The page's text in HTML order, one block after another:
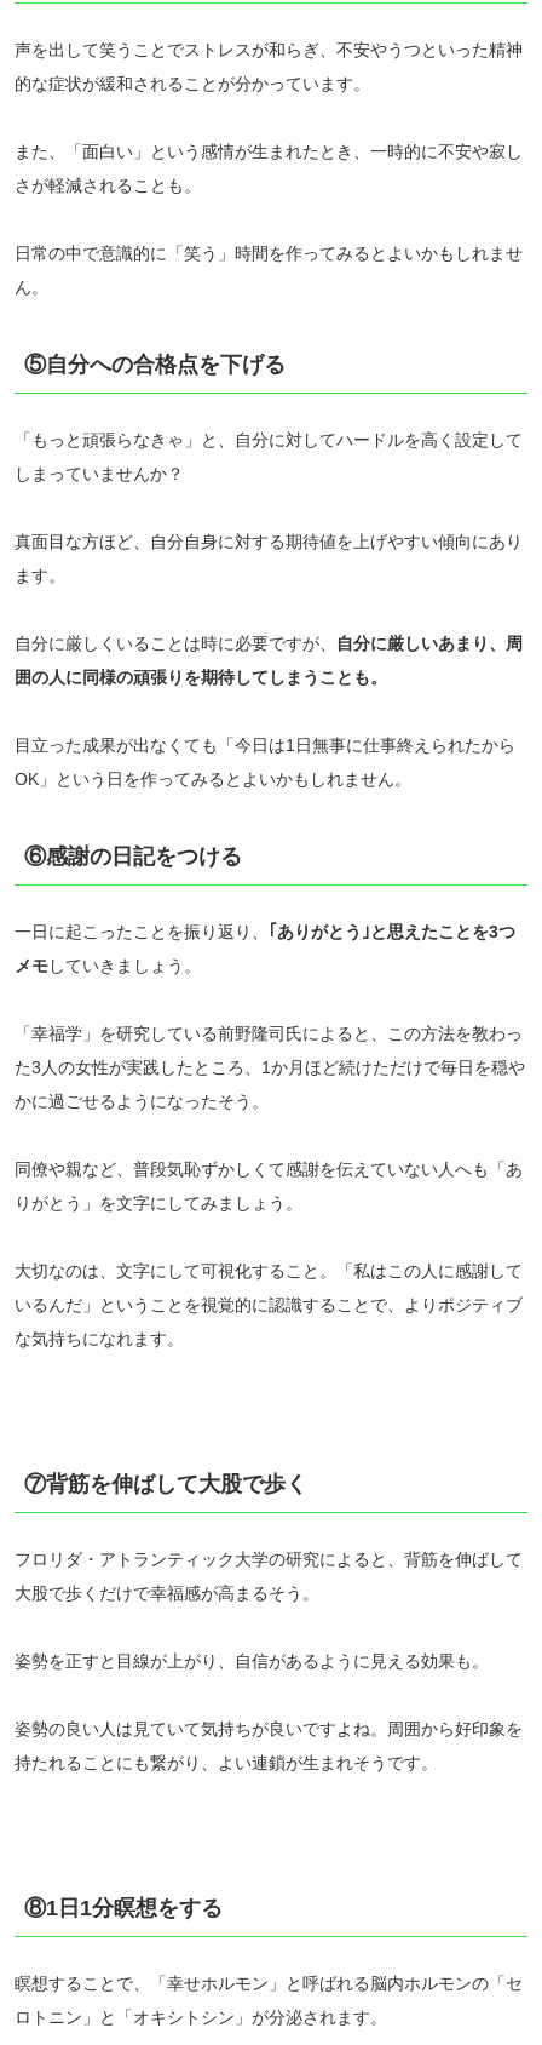
声を出して笑うことでストレスが和らぎ、不安やうつといった精神
的な症状が緩和されることが分かっています。
また、「面白い」という感情が生まれたとき、一時的に不安や寂し
さが軽減されることも。
日常の中で意識的に「笑う」時間を作ってみるとよいかもしれませ
ん。
⑤自分への合格点を下げる
「もっと頑張らなきゃ」と、自分に対してハードルを高く設定して
しまっていませんか？
真面目な方ほど、自分自身に対する期待値を上げやすい傾向にあり
ます。
自分に厳しくいることは時に必要ですが、
自分に厳しいあまり、周
囲の人に同様の頑張りを期待してしまうことも。
目立った成果が出なくても「今日は1日無事に仕事終えられたから
OK」という日を作ってみるとよいかもしれません。
⑥感謝の日記をつける
一日に起こったことを振り返り、
｢ありがとう｣と思えたことを3つ
メモしていきましょう。
「幸福学」を研究している前野隆司氏によると、この方法を教わっ
た3人の女性が実践したところ、1か月ほど続けただけで毎日を穏や
かに過ごせるようになったそう。
同僚や親など、普段気恥ずかしくて感謝を伝えていない人へも「あ
りがとう」を文字にしてみましょう。
大切なのは、文字にして可視化すること。「私はこの人に感謝して
いるんだ」ということを視覚的に認識することで、よりポジティブ
な気持ちになれます。
⑦背筋を伸ばして大股で歩く
フロリダ・アトランティック大学の研究によると、背筋を伸ばして
大股で歩くだけで幸福感が高まるそう。
姿勢を正すと目線が上がり、自信があるように見える効果も。
姿勢の良い人は見ていて気持ちが良いですよね。周囲から好印象を
持たれることにも繋がり、よい連鎖が生まれそうです。
⑧1日1分瞑想をする
瞑想することで、「幸せホルモン」と呼ばれる脳内ホルモンの「セ
ロトニン」と「オキシトシン」が分泌されます。